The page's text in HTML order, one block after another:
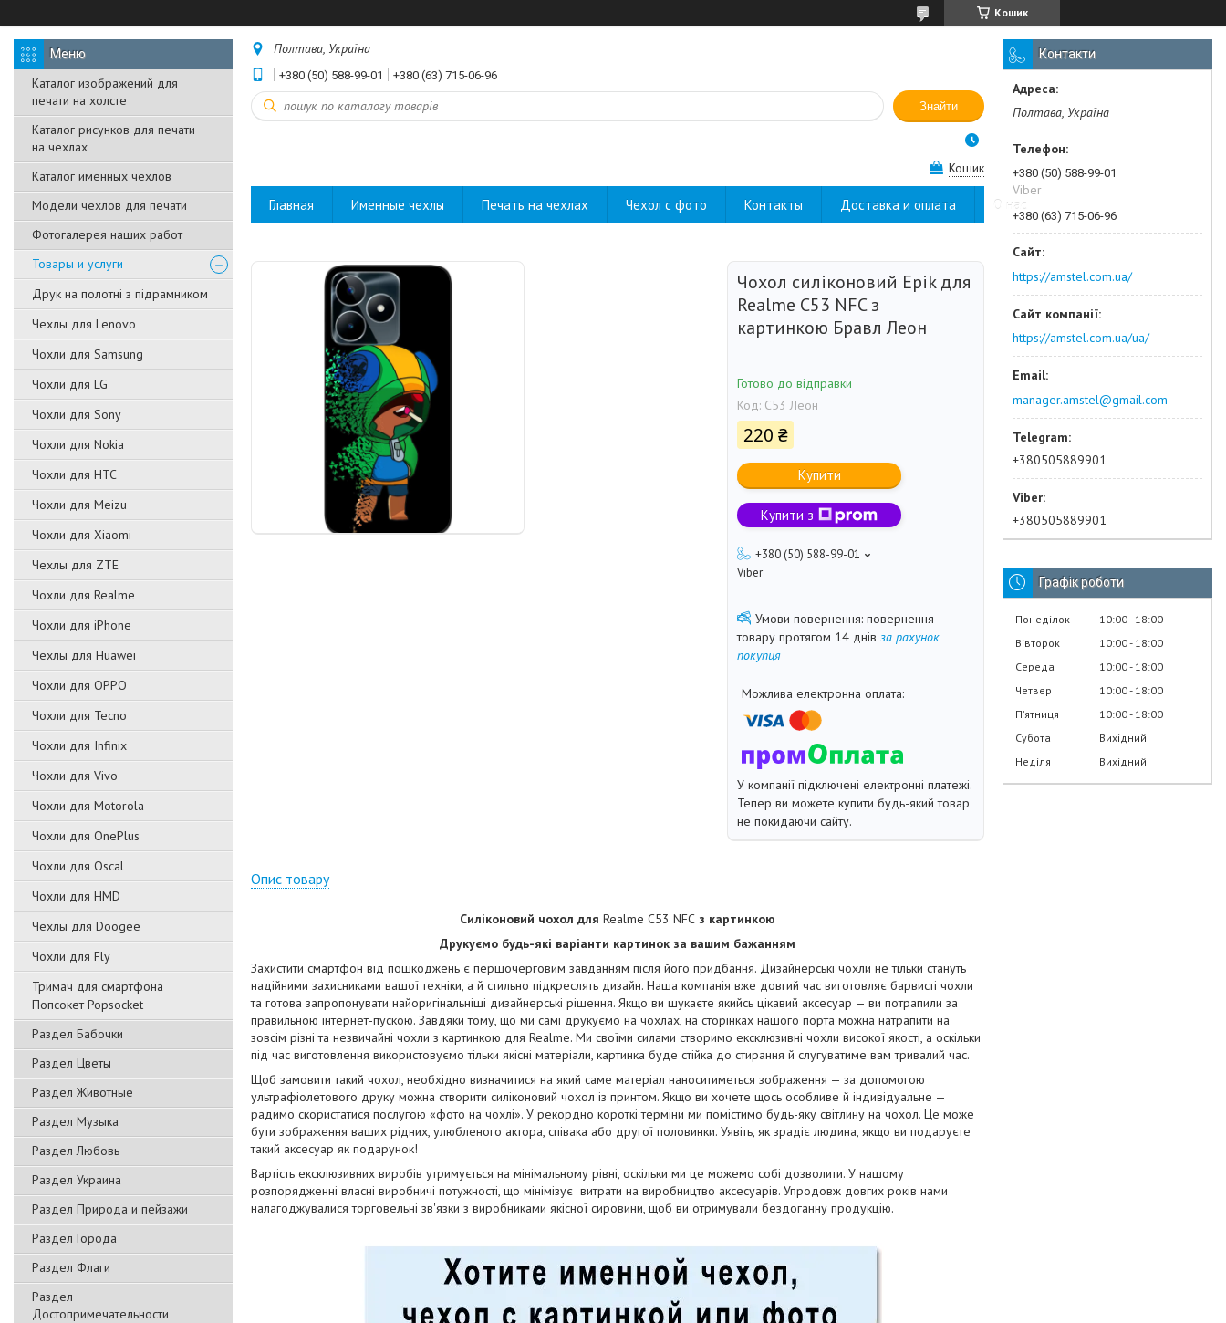
Кошик
Каталог изображений для
печати на холсте
Каталог рисунков для печати
на чехлах
Каталог именных чехлов
Модели чехлов для печати
Фотогалерея наших работ
Товары и услуги
Друк на полотні з підрамником
Чехлы для Lenovo
Чохли для Samsung
Чохли для LG
Чохли для Sony
Чохли для Nokia
Чохли для HTC
Чохли для Meizu
Чохли для Xiaomi
Чехлы для ZTE
Чохли для Realme
Чохли для iPhone
Чехлы для Huawei
Чохли для OPPO
Чохли для Tecno
Чохли для Infinix
Чохли для Vivo
Чохли для Motorola
Чохли для OnePlus
Чохли для Oscal
Чохли для HMD
Чехлы для Doogee
Чохли для Fly
Тримач для смартфона
Попсокет Popsocket
Раздел Бабочки
Раздел Цветы
Раздел Животные
Раздел Музыка
Раздел Любовь
Раздел Украина
Раздел Природа и пейзажи
Раздел Города
Раздел Флаги
Раздел
Достопримечательности
Полтава, Україна
+380 (50) 588-99-01 +380 (63) 715-06-96
Знайти
Кошик
Главная Именные чехлы Печать на чехлах Чехол с фото Контакты Доставка и оплата О нас
Чохол силіконовий Epik для
Realme C53 NFC з
картинкою Бравл Леон
Готово до відправки
Код: C53 Леон
220 ₴
Купити
Купити з
+380 (50) 588-99-01
Viber
повернення
товару протягом 14 днів за рахунок
покупця
У компанії підключені електронні платежі.
Тепер ви можете купити будь-який товар
не покидаючи сайту.
Опис товару
Силіконовий чохол для Realme C53 NFC з картинкою
Друкуємо будь-які варіанти картинок за вашим бажанням
Захистити смартфон від пошкоджень є першочерговим завданням після його придбання. Дизайнерські чохли не тільки стануть
надійними захисниками вашої техніки, а й стильно підкреслять дизайн. Наша компанія вже довгий час виготовляє барвисті чохли
та готова запропонувати найоригінальніші дизайнерські рішення. Якщо ви шукаєте якийсь цікавий аксесуар — ви потрапили за
правильною інтернет-пускою. Завдяки тому, що ми самі друкуємо на чохлах, на сторінках нашого порта можна натрапити на
зовсім різні та незвичайні чохли з картинкою для Realme. Ми своїми силами створимо ексклюзивні чохли високої якості, а оскільки
під час виготовлення використовуємо тільки якісні матеріали, картинка буде стійка до стирання й слугуватиме вам тривалий час.
Щоб замовити такий чохол, необхідно визначитися на який саме матеріал наноситиметься зображення — за допомогою
ультрафіолетового друку можна створити силіконовий чохол із принтом. Якщо ви хочете щось особливе й індивідуальне —
радимо скористатися послугою «фото на чохлі». У рекордно короткі терміни ми помістимо будь-яку світлину на чохол. Це може
бути зображення ваших рідних, улюбленого актора, співака або другої половинки. Уявіть, як зрадіє людина, якщо ви подаруєте
такий аксесуар як подарунок!
Вартість ексклюзивних виробів утримується на мінімальному рівні, оскільки ми це можемо собі дозволити. У нашому
розпорядженні власні виробничі потужності, що мінімізує витрати на виробництво аксесуарів. Упродовж довгих років нами
налагоджувалися торговельні зв'язки з виробниками якісної сировини, щоб ви отримували бездоганну продукцію.
Контакти
Полтава, Україна
+380 (50) 588-99-01
Viber
+380 (63) 715-06-96
https://amstel.com.ua/
https://amstel.com.ua/ua/
manager.amstel@gmail.com
+380505889901
+380505889901
Графік роботи
Понеділок 10:00 18:00
Вівторок
10:00 18:00
Середа
10:00 18:00
Четвер
10:00 18:00
Пʼятниця
10:00 18:00
Субота
Вихідний
Неділя
Вихідний